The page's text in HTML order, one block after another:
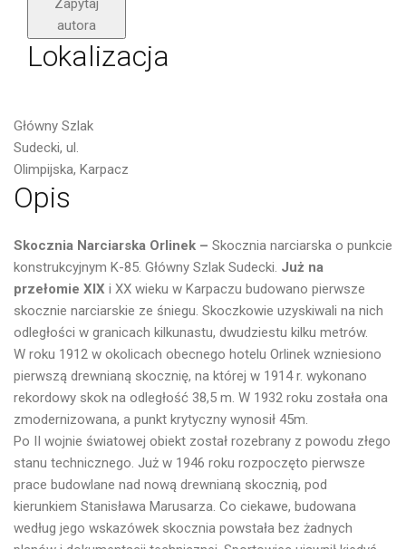
Zapytaj
autora
Lokalizacja
Główny Szlak
Sudecki, ul.
Olimpijska, Karpacz
Opis
Skocznia Narciarska Orlinek – Skocznia narciarska o punkcie
konstrukcyjnym K-85. Główny Szlak Sudecki. Już na
przełomie XIX i XX wieku w Karpaczu budowano pierwsze
skocznie narciarskie ze śniegu. Skoczkowie uzyskiwali na nich
odległości w granicach kilkunastu, dwudziestu kilku metrów.
W roku 1912 w okolicach obecnego hotelu Orlinek wzniesiono
pierwszą drewnianą skocznię, na której w 1914 r. wykonano
rekordowy skok na odległość 38,5 m. W 1932 roku została ona
zmodernizowana, a punkt krytyczny wynosił 45m.
Po II wojnie światowej obiekt został rozebrany z powodu złego
stanu technicznego. Już w 1946 roku rozpoczęto pierwsze
prace budowlane nad nową drewnianą skocznią, pod
kierunkiem Stanisława Marusarza. Co ciekawe, budowana
według jego wskazówek skocznia powstała bez żadnych